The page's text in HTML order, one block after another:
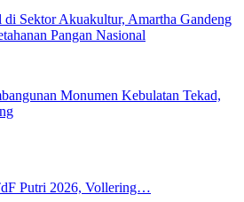
di Sektor Akuakultur, Amartha Gandeng
Pangan Nasional
Monumen Kebulatan Tekad,
Putri 2026, Vollering…